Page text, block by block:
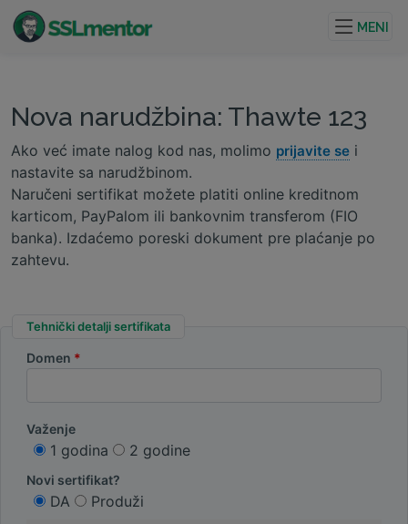
projekte.
MENI
Nova narudžbina: Thawte 123
Ako već imate nalog kod nas, molimo prijavite se i
nastavite sa narudžbinom.
Naručeni sertifikat možete platiti online kreditnom
karticom, PayPalom ili bankovnim transferom (FIO
banka). Izdaćemo poreski dokument pre plaćanje po
zahtevu.
Tehnički detalji sertifikata
Domen
Važenje
1 godina 2 godine
Novi sertifikat?
DA Produži